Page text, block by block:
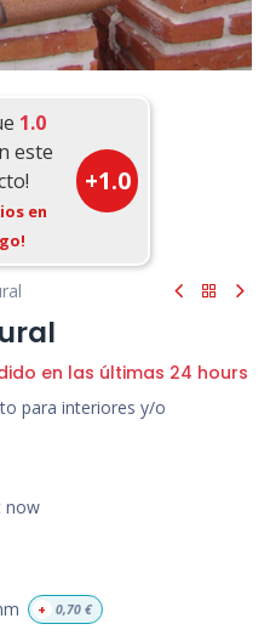
1.0
este
en
+1.0
en las últimas 24 hours
para interiores y/o
now
+ 0,70€